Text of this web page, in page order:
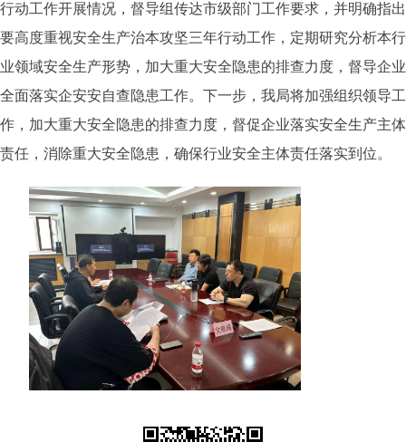
行动工作开展情况，督导组传达市级部门工作要求，并明确指出
要高度重视安全生产治本攻坚三年行动工作，定期研究分析本行
业领域安全生产形势，加大重大安全隐患的排查力度，督导企业
全面落实企安安自查隐患工作。下一步，我局将加强组织领导工
作，加大重大安全隐患的排查力度，督促企业落实安全生产主体
责任，消除重大安全隐患，确保行业安全主体责任落实到位。